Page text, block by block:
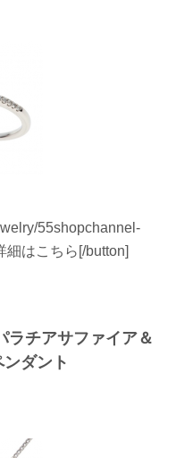
55shopchannel-
細はこちら[/button]
ラチアサファイア＆
ダント